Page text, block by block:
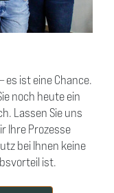
es ist eine Chance.
noch heute ein
Lassen Sie uns
Ihre Prozesse
bei Ihnen keine
ist.